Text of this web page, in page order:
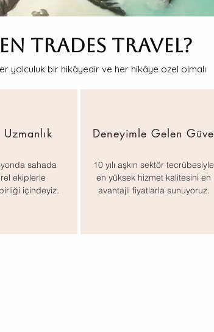
Trades Travel?
yolculuk bir hikâyedir ve her hikâye özel olmalı
sahada
ekiplerle
içindeyiz.
Deneyimle Gelen
10 yılı aşkın sektör tecrübesiyle
en yüksek hizmet kalitesini en
avantajlı fiyatlarla sunuyoruz.​